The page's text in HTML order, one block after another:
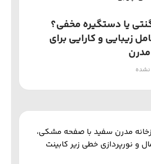
یا دستگیره مخفی؟
زیبایی و کارایی برای